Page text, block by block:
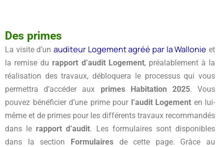
Des primes
La visite d’un auditeur Logement agréé par la Wallonie et
la remise du rapport d’audit Logement, préalablement à la
réalisation des travaux, débloquera le processus qui vous
permettra d’accéder aux primes Habitation 2025. Vous
pouvez bénéficier d’une prime pour l’audit Logement en lui-
même et de primes pour les différents travaux recommandés
dans le rapport d’audit. Les formulaires sont disponibles
dans la section Formulairesde cette page. Grâce au